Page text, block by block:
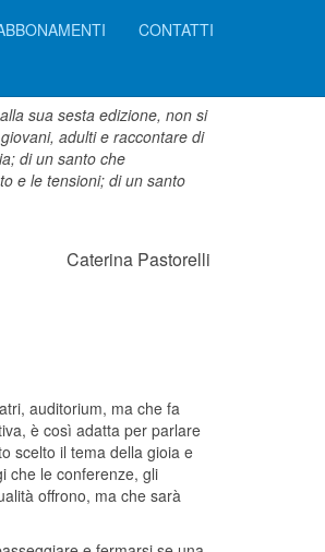
CONTATTI
sua sesta edizione, non si
adulti e raccontare di
di un santo che
e le tensioni; di un santo
Caterina Pastorelli
auditorium, ma che fa
è così adatta per parlare
scelto il tema della gioia e
che le conferenze, gli
offrono, ma che sarà